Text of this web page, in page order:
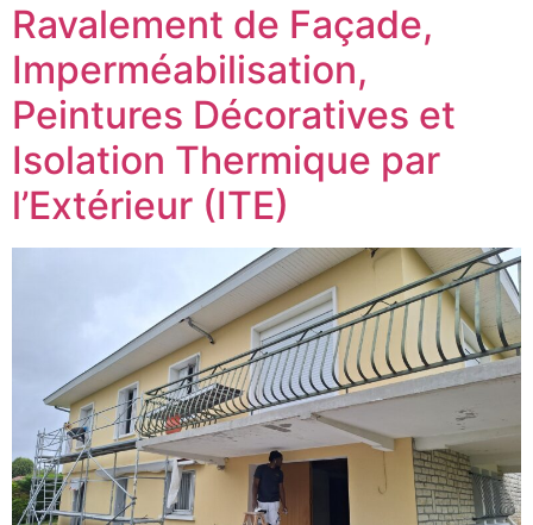
Ravalement de Façade,
Imperméabilisation,
Peintures Décoratives et
Isolation Thermique par
l’Extérieur (ITE)